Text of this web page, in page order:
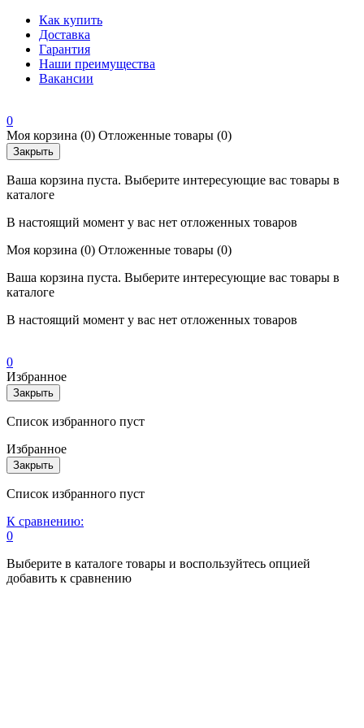
Как купить
Доставка
Гарантия
Наши преимущества
Вакансии
0
Моя корзина (0) Отложенные товары (0)
Закрыть
Ваша корзина пуста. Выберите интересующие вас товары в
каталоге
В настоящий момент у вас нет отложенных товаров
Моя корзина (0) Отложенные товары (0)
Ваша корзина пуста. Выберите интересующие вас товары в
каталоге
В настоящий момент у вас нет отложенных товаров
0
Избранное
Закрыть
Список избранного пуст
Избранное
Закрыть
Список избранного пуст
К сравнению:
0
Выберите в каталоге товары и воспользуйтесь опцией
добавить к сравнению